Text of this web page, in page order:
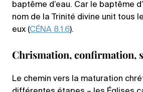
baptême d’eau. Car le baptême
nom de la Trinité divine unit tous
eux (CÉNA 8.1.6).
Chrismation, confirmation,
Le chemin vers la maturation